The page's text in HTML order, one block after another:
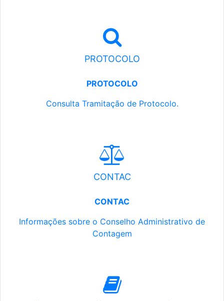
PROTOCOLO
PROTOCOLO
Consulta Tramitação de Protocolo.
CONTAC
CONTAC
Informações sobre o Conselho Administrativo de
Contagem